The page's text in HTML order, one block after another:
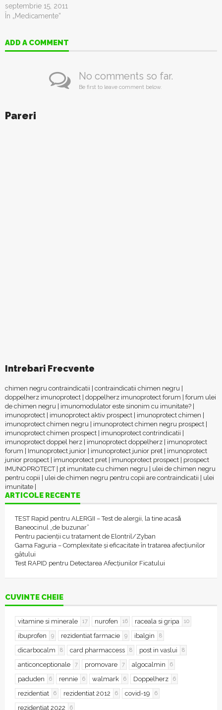
septembrie 15, 2011
În „Medicamente”
ADD A COMMENT
No comments so far.
Be first to leave comment below.
Pareri
Intrebari Frecvente
chimen negru contraindicatii contraindicatii chimen negru
doppelherz imunoprotect doppelherz imunoprotect forum
forum ulei
de chimen negru
imunomodulator este sinonim cu imunitate?
imunoprotect
imunoprotect aktiv prospect imunoprotect chimen
imunoprotect chimen negru
imunoprotect chimen negru prospect
imunoprotect chimen prospect
imunoprotect contrindicatii
imunoprotect doppel herz
imunoprotect doppelherz
imunoprotect
forum
Imunoprotect junior imunoprotect junior pret
imunoprotect
junior prospect
imunoprotect pret imunoprotect prospect
prospect
IMUNOPROTECT| pt imunitate cu chimen negru
ulei de chimen negru
pentru copii
ulei de chimen negru pentru copii are contraindicatii
ulei
imunitate
ARTICOLE RECENTE
TEST Rapid pentru ALERGII – Test de alergii, la tine acasǎ
Baneocinul „de buzunar”
Pentru pacienții cu tratament de Elontril/Zyban
Gama Faguria – Complexitate și eficacitate în tratarea afecțiunilor
gâtului
Test RAPID pentru Detectarea Afecțiunilor Ficatului
CUVINTE CHEIE
vitamine si minerale 17 nurofen 16 raceala si gripa 10
ibuprofen 9 rezidentiat farmacie 9 ibalgin 8
dicarbocalm 8 card pharmaccess 8 post in vaslui 8
anticonceptionale 7 promovare 7 algocalmin 6
paduden 6 rennie 6 walmark 6 Doppelherz 6
rezidentiat 6 rezidentiat 2012 6 covid-19 6
rezidentiat 2022 6